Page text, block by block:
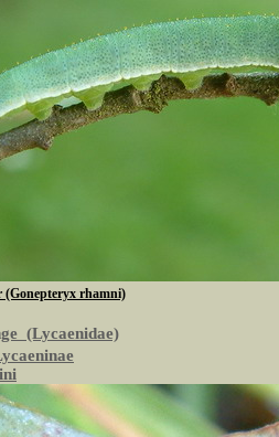
(Gonepteryx rhamni)
(Lycaenidae)